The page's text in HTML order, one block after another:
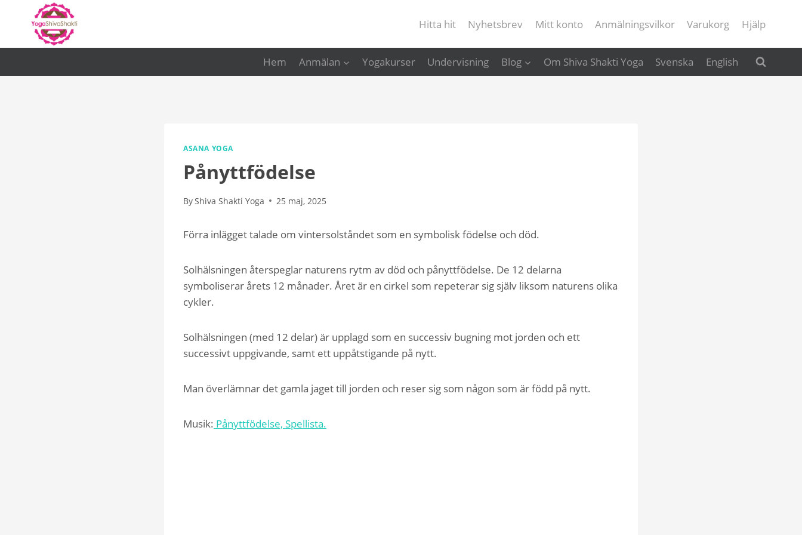
Hitta hit Nyhetsbrev Mitt konto Anmälningsvilkor Varukorg Hjälp
Hem Anmälan Yogakurser Undervisning Blog Om Shiva Shakti Yoga Svenska English
ASANA YOGA
Pånyttfödelse
ByShiva Shakti Yoga 25 maj, 2025
Förra inlägget talade om vintersolståndet som en symbolisk födelse och död.
Solhälsningen återspeglar naturens rytm av död och pånyttfödelse. De 12 delarna
symboliserar årets 12 månader. Året är en cirkel som repeterar sig själv liksom naturens olika
cykler.
Solhälsningen (med 12 delar) är upplagd som en successiv bugning mot jorden och ett
successivt uppgivande, samt ett uppåtstigande på nytt.
Man överlämnar det gamla jaget till jorden och reser sig som någon som är född på nytt.
Musik: Pånyttfödelse, Spellista.